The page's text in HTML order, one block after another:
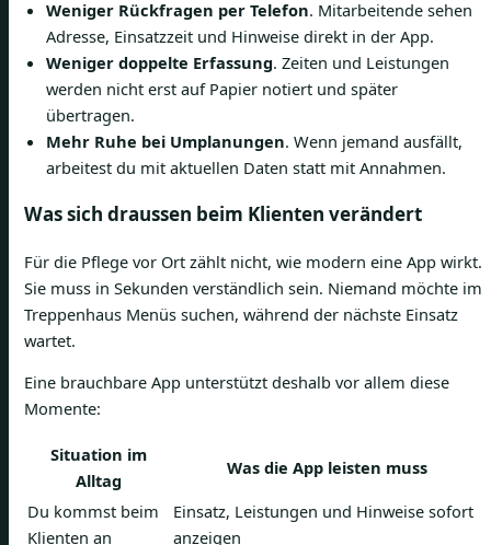
Weniger Rückfragen per Telefon. Mitarbeitende sehen
Adresse, Einsatzzeit und Hinweise direkt in der App.
Weniger doppelte Erfassung. Zeiten und Leistungen
werden nicht erst auf Papier notiert und später
übertragen.
Mehr Ruhe bei Umplanungen. Wenn jemand ausfällt,
arbeitest du mit aktuellen Daten statt mit Annahmen.
Was sich draussen beim Klienten verändert
Für die Pflege vor Ort zählt nicht, wie modern eine App wirkt.
Sie muss in Sekunden verständlich sein. Niemand möchte im
Treppenhaus Menüs suchen, während der nächste Einsatz
wartet.
Eine brauchbare App unterstützt deshalb vor allem diese
Momente:
Situation im
Alltag
Was die App leisten muss
Du kommst beim
Klienten an
Einsatz, Leistungen und Hinweise sofort
anzeigen